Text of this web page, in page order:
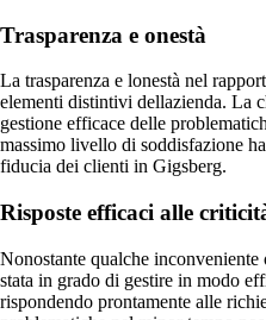
Trasparenza e onestà
La trasparenza e lonestà nel
elementi distintivi dellazienda. La
gestione efficace delle
massimo livello di soddisfazione
fiducia dei clienti in Gigsberg.
Risposte efficaci alle
Nonostante qualche
stata in grado di gestire in modo
rispondendo prontamente alle